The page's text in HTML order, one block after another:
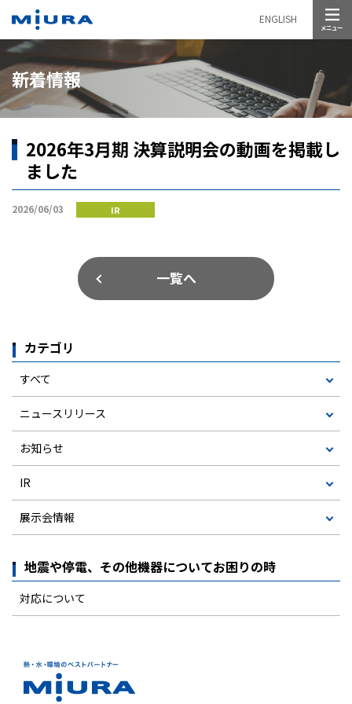
ENGLISH
新着情報
2026年3月期 決算説明会の動画を掲載し
ました
2026/06/03 IR
一覧へ
カテゴリ
すべて
ニュースリリース
お知らせ
IR
展示会情報
地震や停電、その他機器についてお困りの時
対応について